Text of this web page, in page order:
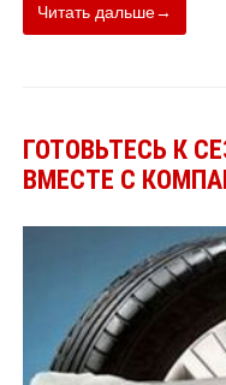
Читать дальше→
ГОТОВЬТЕСЬ К
ВМЕСТЕ С